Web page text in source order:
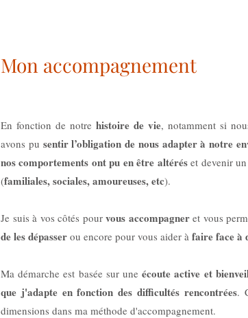
Mon accompagnement
En fonction de notrehistoire de vie, notamment si
avons pu sentir l’obligation de nous adapter à notre
nos comportements ont pu en être altéréset devenir un
(familiales, sociales, amoureuses, etc).
Je suis à vos côtés pourvous accompagneret vous
de les dépasser ou encore pour vous aider à faire face à
Ma démarche est basée sur uneécoute active et
que j'adapte en fonction des difficultés rencontrées.
dimensions dans ma méthode d'accompagnement.